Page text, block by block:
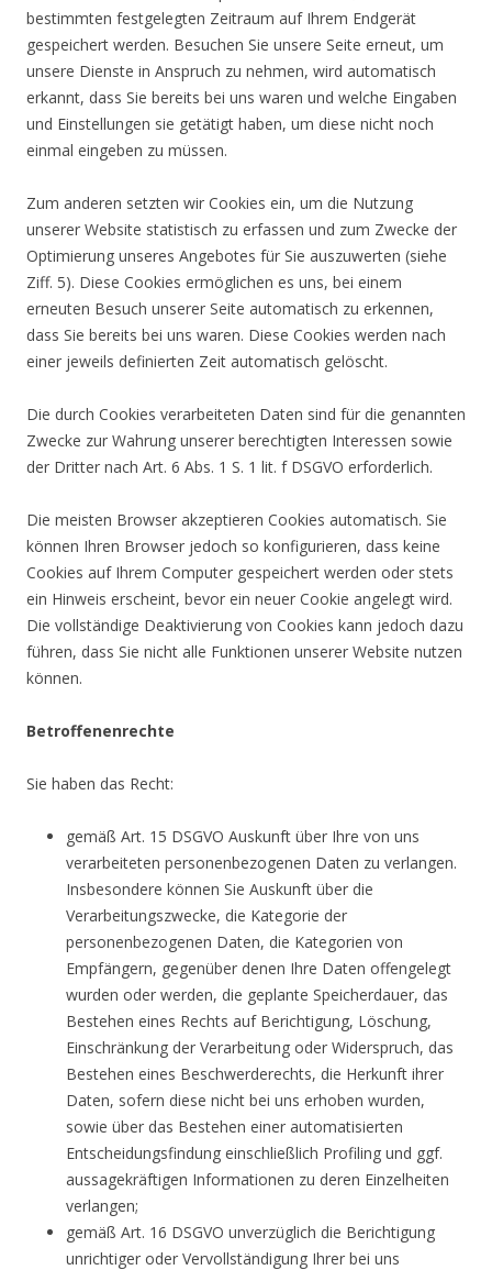
bestimmten festgelegten Zeitraum auf Ihrem Endgerät
gespeichert werden. Besuchen Sie unsere Seite erneut, um
unsere Dienste in Anspruch zu nehmen, wird automatisch
erkannt, dass Sie bereits bei uns waren und welche Eingaben
und Einstellungen sie getätigt haben, um diese nicht noch
einmal eingeben zu müssen.
Zum anderen setzten wir Cookies ein, um die Nutzung
unserer Website statistisch zu erfassen und zum Zwecke der
Optimierung unseres Angebotes für Sie auszuwerten (siehe
Ziff. 5). Diese Cookies ermöglichen es uns, bei einem
erneuten Besuch unserer Seite automatisch zu erkennen,
dass Sie bereits bei uns waren. Diese Cookies werden nach
einer jeweils definierten Zeit automatisch gelöscht.
Die durch Cookies verarbeiteten Daten sind für die genannten
Zwecke zur Wahrung unserer berechtigten Interessen sowie
der Dritter nach Art. 6 Abs. 1 S. 1 lit. f DSGVO erforderlich.
Die meisten Browser akzeptieren Cookies automatisch. Sie
können Ihren Browser jedoch so konfigurieren, dass keine
Cookies auf Ihrem Computer gespeichert werden oder stets
ein Hinweis erscheint, bevor ein neuer Cookie angelegt wird.
Die vollständige Deaktivierung von Cookies kann jedoch dazu
führen, dass Sie nicht alle Funktionen unserer Website nutzen
können.
Betroffenenrechte
Sie haben das Recht:
gemäß Art. 15 DSGVO Auskunft über Ihre von uns
verarbeiteten personenbezogenen Daten zu verlangen.
Insbesondere können Sie Auskunft über die
Verarbeitungszwecke, die Kategorie der
personenbezogenen Daten, die Kategorien von
Empfängern, gegenüber denen Ihre Daten offengelegt
wurden oder werden, die geplante Speicherdauer, das
Bestehen eines Rechts auf Berichtigung, Löschung,
Einschränkung der Verarbeitung oder Widerspruch, das
Bestehen eines Beschwerderechts, die Herkunft ihrer
Daten, sofern diese nicht bei uns erhoben wurden,
sowie über das Bestehen einer automatisierten
Entscheidungsfindung einschließlich Profiling und ggf.
aussagekräftigen Informationen zu deren Einzelheiten
verlangen;
gemäß Art. 16 DSGVO unverzüglich die Berichtigung
unrichtiger oder Vervollständigung Ihrer bei uns